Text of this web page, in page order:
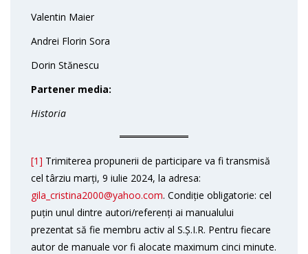
Valentin Maier
Andrei Florin Sora
Dorin Stănescu
Partener media:
Historia
[1] Trimiterea propunerii de participare va fi transmisă
cel târziu marți, 9 iulie 2024, la adresa:
gila_cristina2000@yahoo.com. Condiție obligatorie: cel
puțin unul dintre autori/referenți ai manualului
prezentat să fie membru activ al S.Ș.I.R. Pentru fiecare
autor de manuale vor fi alocate maximum cinci minute.